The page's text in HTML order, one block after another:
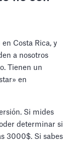
Costa Rica, y
a nosotros
Tienen un
en
Si mides
determinar si
3000$. Si sabes